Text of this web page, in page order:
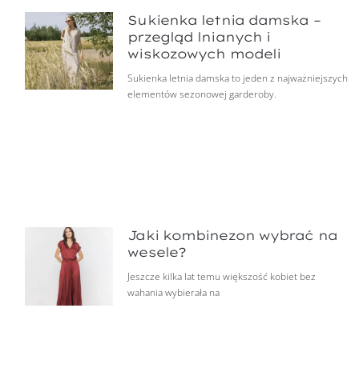
Sukienka letnia damska –
przegląd lnianych i
wiskozowych modeli
Sukienka letnia damska to jeden z najważniejszych
elementów sezonowej garderoby.
Jaki kombinezon wybrać na
wesele?
Jeszcze kilka lat temu większość kobiet bez
wahania wybierała na